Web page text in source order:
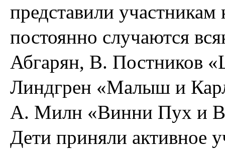
представили
постоянно случаются
Абгарян, В. Постников
Линдгрен «Малыш и
А. Милн «Винни Пух и
Дети приняли активное